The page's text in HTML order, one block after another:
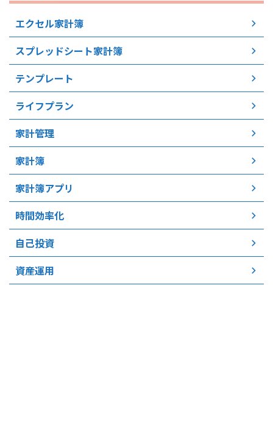
エクセル家計簿
スプレッドシート家計簿
テンプレート
ライフプラン
家計管理
家計簿
家計簿アプリ
時間効率化
自己投資
資産運用